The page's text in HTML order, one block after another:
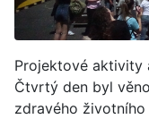
Projektové aktivity
Čtvrtý den byl
zdravého